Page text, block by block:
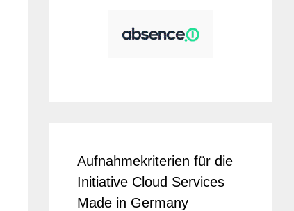
Aufnahmekriterien für die
Initiative Cloud Services
Made in Germany